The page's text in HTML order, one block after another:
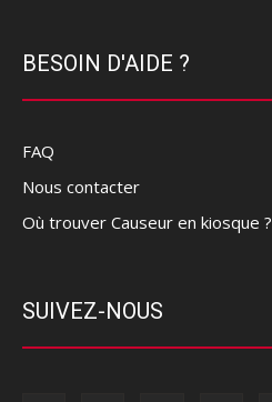
BESOIN D'AIDE ?
FAQ
Nous contacter
Où trouver Causeur en kiosque ?
SUIVEZ-NOUS